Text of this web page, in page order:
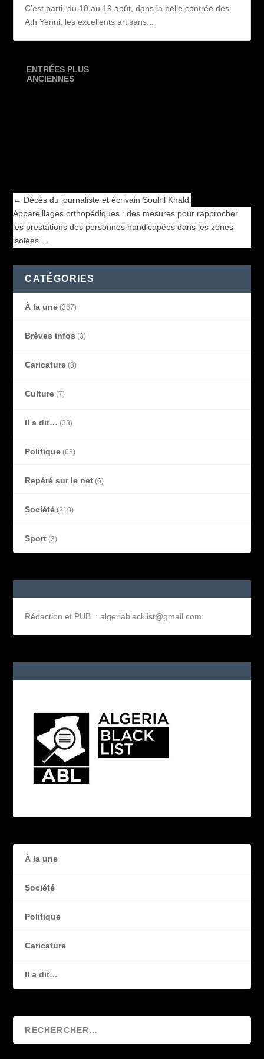
C’est parti, du 10 au 19 août, dans la belle contrée des
Ath Yenni, les excellents artisans...
ENTRÉES PLUS
ANCIENNES
← Décès du journaliste et écrivain Souhil Khaldi
Appareillages orthopédiques : des mesures pour rapprocher
les prestations des personnes handicapées dans les zones
isolées →
CATÉGORIES
À la une (367)
Brèves infos (3)
Caricature (8)
Culture (7)
Il a dit… (33)
Politique (68)
Repéré sur le net (6)
Société (210)
Sport (3)
Rédaction et PUB : algeriablacklist@gmail.com
À la une
Société
Politique
Caricature
Il a dit…